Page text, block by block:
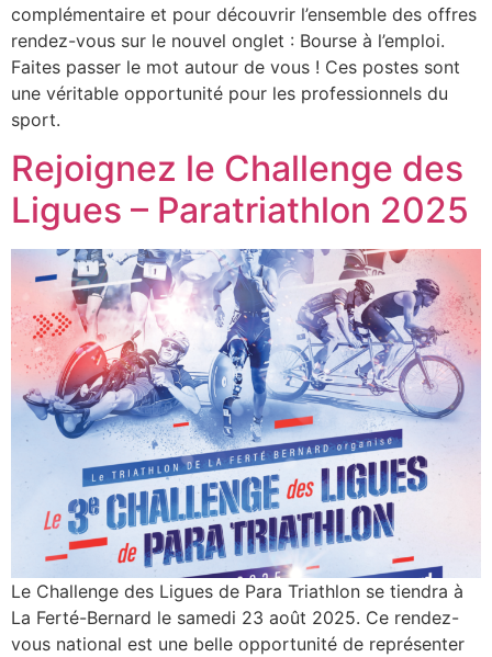
complémentaire et pour découvrir l’ensemble des offres
rendez-vous sur le nouvel onglet : Bourse à l’emploi.
Faites passer le mot autour de vous ! Ces postes sont
une véritable opportunité pour les professionnels du
sport.
Rejoignez le Challenge des
Ligues – Paratriathlon 2025
Le Challenge des Ligues de Para Triathlon se tiendra à
La Ferté-Bernard le samedi 23 août 2025. Ce rendez-
vous national est une belle opportunité de représenter